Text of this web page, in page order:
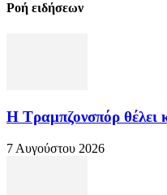
Ροή ειδήσεων
Η Τραμπζονσπόρ θέλει
7 Αυγούστου 2026